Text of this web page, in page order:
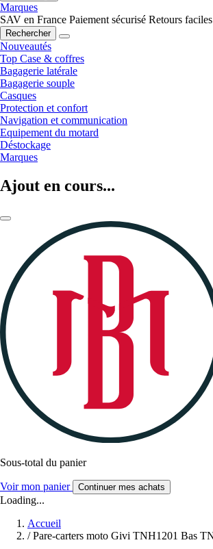
Marques
SAV en France Paiement sécurisé Retours faciles
Rechercher
Nouveautés
Top Case & coffres
Bagagerie latérale
Bagagerie souple
Casques
Protection et confort
Navigation et communication
Equipement du motard
Déstockage
Marques
Ajout en cours...
Sous-total du panier
Voir mon panier Continuer mes achats
Loading...
Accueil
/ Pare-carters moto Givi TNH1201 Bas